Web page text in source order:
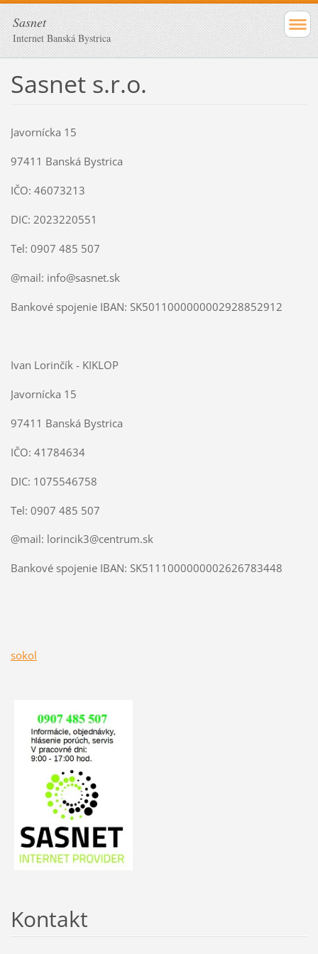
Sasnet
Internet Banská Bystrica
Sasnet s.r.o.
Javornícka 15
97411 Banská Bystrica
IČO: 46073213
DIC: 2023220551
Tel: 0907 485 507
@mail: info@sasnet.sk
Bankové spojenie IBAN: SK5011000000002928852912
Ivan Lorinčík - KIKLOP
Javornícka 15
97411 Banská Bystrica
IČO: 41784634
DIC: 1075546758
Tel: 0907 485 507
@mail: lorincik3@centrum.sk
Bankové spojenie IBAN: SK5111000000002626783448
sokol
Kontakt